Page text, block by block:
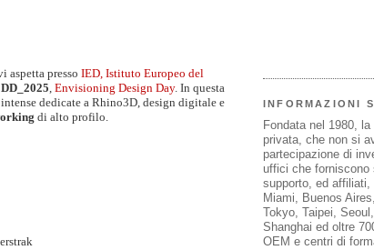
vi aspetta presso IED, Istituto Europeo del
Envisioning Design Day. In questa
dedicate a Rhino3D, design digitale e
di alto profilo.
INFORMAZIONI
Fondata nel 1980, la
privata, che non si
partecipazione di
uffici che
supporto, ed affiliati,
Miami, Buenos
Tokyo, Taipei,
Shanghai ed oltre
OEM e centri di